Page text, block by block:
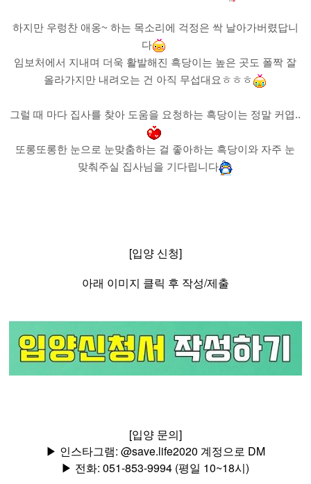
하지만 우렁찬 애옹~ 하는 목소리에 걱정은 싹 날아가버렸답니
다
임보처에서 지내며 더욱 활발해진 흑당이는 높은 곳도 폴짝 잘
올라가지만 내려오는 건 아직 무섭대요ㅎㅎㅎ
그럴 때 마다 집사를 찾아 도움을 요청하는 흑당이는 정말 커엽..
또롱또롱한 눈으로 눈맞춤하는 걸 좋아하는 흑당이와 자주 눈
맞춰주실 집사님을 기다립니다
[입양 신청]
아래 이미지 클릭 후 작성/제출
[입양 문의]
▶ 인스타그램: @save.life2020 계정으로 DM
▶ 전화: 051-853-9994 (평일 10~18시)